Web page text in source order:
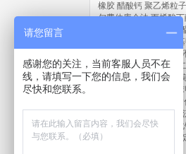
橡胶 醋酸钙 聚乙烯粒子
尔费休库仑法 丙烯酸
邻苯二甲酸二辛
三氟丙
化筒箭毒碱 乙酸铵 乙
节 异喹啉 N-甲基吡咯
对醛基
DMF中，能与醇发生
机合成重要中间体，广
酸二苯一异辛酯
水雾
自动卡氏加热炉水分测
请您留言
感谢您的关注，当前客服人员不在
线，请填写一下您的信息，我们会
尽快和您联系。